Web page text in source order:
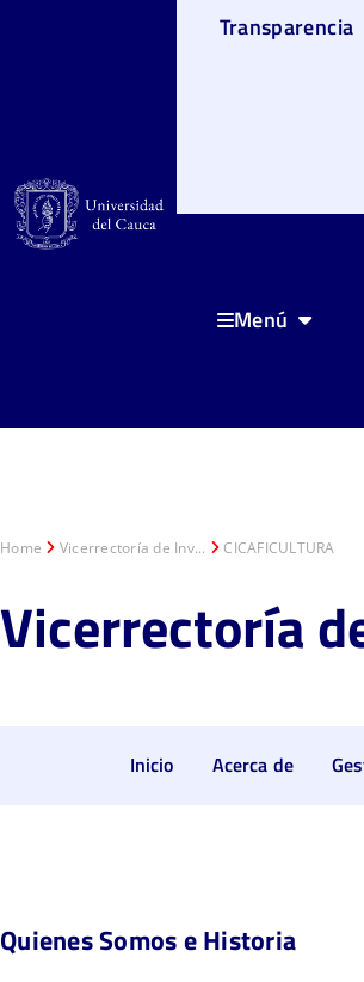
Transparencia
Menú
Home Vicerrectoría de Inv... CICAFICULTURA
Vicerrectoría
Inicio Acerca de
Quienes Somos e Historia